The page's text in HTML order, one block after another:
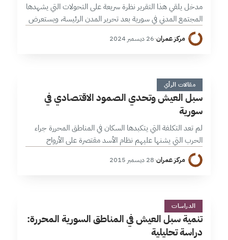
مدخل يلقي هذا التقرير نظرة سريعة على التحولات التي يشهدها
المجتمع المدني في سورية بعد تحرير المدن الرئيسة، ويستعرض
دور المنظمات المحلية والدولية في تقديم الإغاثة وضمان
استدامة الخدمات وسط…
مركز عمران·26 ديسمبر 2024
س5 دقائق
مقالات الرأي
سبل العيش وتحدي الصمود الاقتصادي في
سورية
لم تعد التكلفة التي يتكبدها السكان في المناطق المحررة جراء
الحرب التي يشنها عليهم نظام الأسد مقتصرة على الأرواح
والممتلكات، بل أنها امتدت لتشمل سبل كسب عيشهم
ومستقبل الناجين منهم.…
مركز عمران·28 ديسمبر 2015
ت1 دقائق
الدراسات
تنمية سبل العيش في المناطق السورية المحررة:
دراسة تحليلية